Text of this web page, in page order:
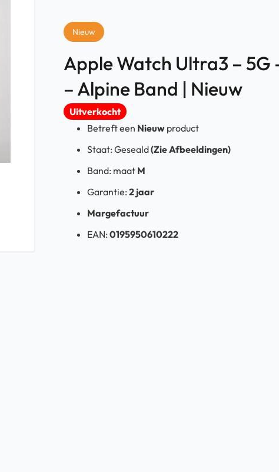
Nieuw
Apple Watch Ultra3 – 5G
– Alpine Band | Nieuw
Uitverkocht
Betreft een Nieuw product
Staat: Geseald(Zie Afbeeldingen)
Band: maat M
Garantie: 2 jaar
Margefactuur
EAN: 0195950610222